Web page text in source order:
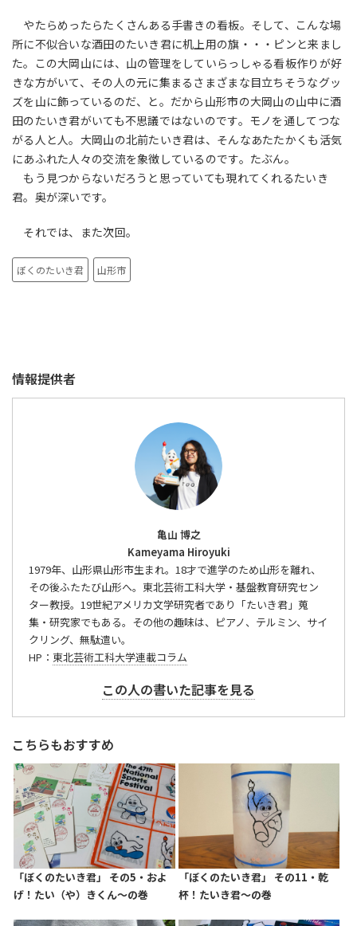
やたらめったらたくさんある手書きの看板。そして、こんな場
所に不似合いな酒田のたいき君に机上用の旗・・・ピンと来まし
た。この大岡山には、山の管理をしていらっしゃる看板作りが好
きな方がいて、その人の元に集まるさまざまな目立ちそうなグッ
ズを山に飾っているのだ、と。だから山形市の大岡山の山中に酒
田のたいき君がいても不思議ではないのです。モノを通してつな
がる人と人。大岡山の北前たいき君は、そんなあたたかくも活気
にあふれた人々の交流を象徴しているのです。たぶん。
もう見つからないだろうと思っていても現れてくれるたいき
君。奥が深いです。
それでは、また次回。
ぼくのたいき君 山形市
情報提供者
亀山 博之
Kameyama Hiroyuki
1979年、山形県山形市生まれ。18才で進学のため山形を離れ、
その後ふたたび山形へ。東北芸術工科大学・基盤教育研究セン
ター教授。19世紀アメリカ文学研究者であり「たいき君」蒐
集・研究家でもある。その他の趣味は、ピアノ、テルミン、サイ
クリング、無駄遣い。
HP： 東北芸術工科大学連載コラム
この人の書いた記事を見る
こちらもおすすめ
「ぼくのたいき君」 その5・およ
げ！たい（や）きくん～の巻
「ぼくのたいき君」 その11・乾
杯！たいき君～の巻